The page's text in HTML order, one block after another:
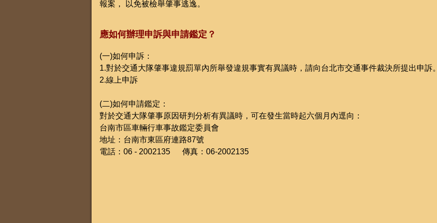
報案， 以免被檢舉肇事逃逸。
應如何辦理申訴與申請鑑定？
(一)如何申訴：
1.對於交通大隊肇事違規罰單內所舉發違規事實有異議時，請向台北市交通事件裁決所提出申訴。
2.線上申訴
(二)如何申請鑑定：
對於交通大隊肇事原因研判分析有異議時，可在發生當時起六個月內逕向：
台南市區車輛行車事故鑑定委員會
地址：台南市東區府連路87號
電話：06 - 2002135 傳真：06-2002135